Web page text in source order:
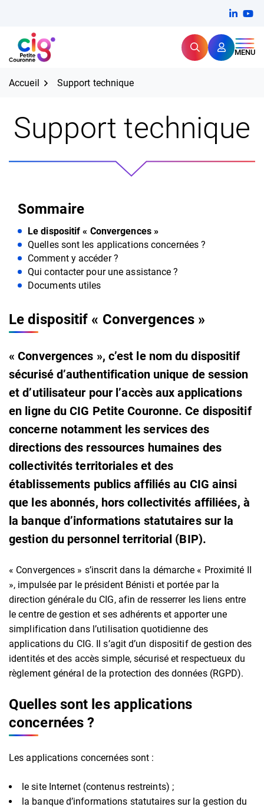
contenu
CIG Petite Couronne RechercherMENU
Expertise et proximité pour
Accueil Support technique
Support technique
Sommaire
Le dispositif « Convergences »
Quelles sont les applications concernées ?
Comment y accéder ?
Qui contacter pour une assistance ?
Documents utiles
Le dispositif « Convergences »
« Convergences », c’est le nom du dispositif
sécurisé d’authentification unique de session
et d’utilisateur pour l’accès aux applications
en ligne du CIG Petite Couronne. Ce dispositif
concerne notamment les services des
directions des ressources humaines des
collectivités territoriales et des
établissements publics affiliés au CIG ainsi
que les abonnés, hors collectivités affiliées, à
la banque d’informations statutaires sur la
gestion du personnel territorial (BIP).
« Convergences » s’inscrit dans la démarche « Proximité II
», impulsée par le président Bénisti et portée par la
direction générale du CIG, afin de resserrer les liens entre
le centre de gestion et ses adhérents et apporter une
simplification dans l’utilisation quotidienne des
applications du CIG. Il s’agit d’un dispositif de gestion des
identités et des accès simple, sécurisé et respectueux du
règlement général de la protection des données (RGPD).
Quelles sont les applications
concernées ?
Les applications concernées sont :
le site Internet (contenus restreints) ;
la banque d’informations statutaires sur la gestion du